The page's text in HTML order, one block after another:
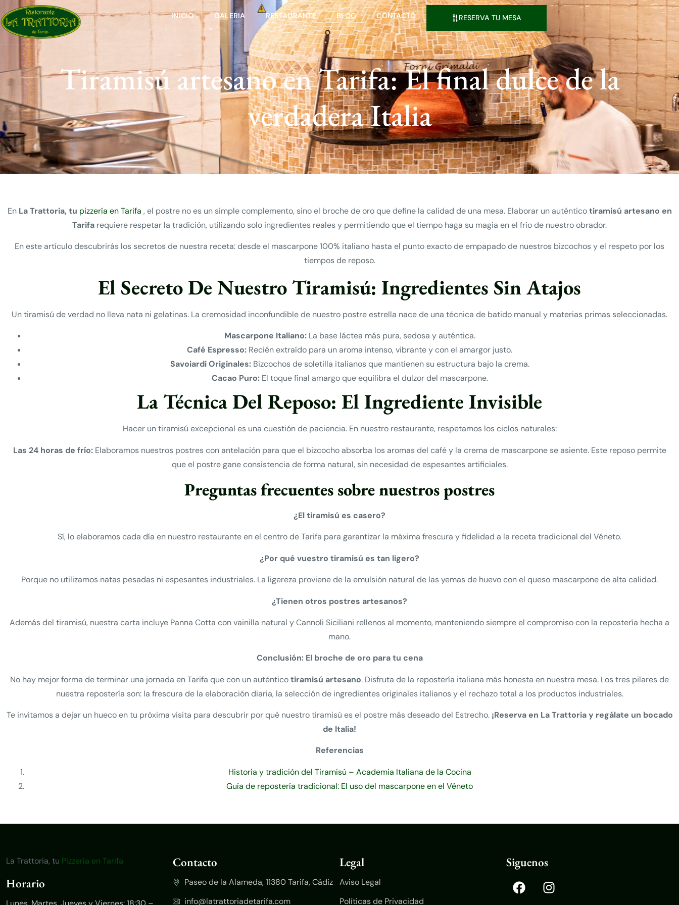
INICIO GALERIA RESTAURANTE BLOG CONTACTO RESERVA TU MESA
Tiramisú artesano en Tarifa: El final dulce de la
verdadera Italia
En La Trattoria, tu pizzería en Tarifa , el postre no es un simple complemento, sino el broche de oro que define la calidad de una mesa. Elaborar un auténticotiramisú artesano en
Tarifa requiere respetar la tradición, utilizando solo ingredientes reales y permitiendo que el tiempo haga su magia en el frío de nuestro obrador.
En este artículo descubrirás los secretos de nuestra receta: desde el mascarpone 100% italiano hasta el punto exacto de empapado de nuestros bizcochos y el respeto por los
tiempos de reposo.
El Secreto De Nuestro Tiramisú: Ingredientes Sin Atajos
Un tiramisú de verdad no lleva nata ni gelatinas. La cremosidad inconfundible de nuestro postre estrella nace de una técnica de batido manual y materias primas seleccionadas.
Mascarpone Italiano:La base láctea más pura, sedosa y auténtica.
Café Espresso: Recién extraído para un aroma intenso, vibrante y con el amargor justo.
Savoiardi Originales:Bizcochos de soletilla italianos que mantienen su estructura bajo la crema.
Cacao Puro:El toque final amargo que equilibra el dulzor del mascarpone.
La Técnica Del Reposo: El Ingrediente Invisible
Hacer un tiramisú excepcional es una cuestión de paciencia. En nuestro restaurante, respetamos los ciclos naturales:
Las 24 horas de frío:Elaboramos nuestros postres con antelación para que el bizcocho absorba los aromas del café y la crema de mascarpone se asiente. Este reposo permite
que el postre gane consistencia de forma natural, sin necesidad de espesantes artificiales.
Preguntas frecuentes sobre nuestros postres
¿El tiramisú es casero?
Sí, lo elaboramos cada día en nuestro restaurante en el centro de Tarifa para garantizar la máxima frescura y fidelidad a la receta tradicional del Véneto.
¿Por qué vuestro tiramisú es tan ligero?
Porque no utilizamos natas pesadas ni espesantes industriales. La ligereza proviene de la emulsión natural de las yemas de huevo con el queso mascarpone de alta calidad.
¿Tienen otros postres artesanos?
Además del tiramisú, nuestra carta incluye Panna Cotta con vainilla natural y Cannoli Siciliani rellenos al momento, manteniendo siempre el compromiso con la repostería hecha a
mano.
Conclusión: El broche de oro para tu cena
No hay mejor forma de terminar una jornada en Tarifa que con un auténticotiramisú artesano. Disfruta de la repostería italiana más honesta en nuestra mesa. Los tres pilares de
nuestra repostería son: la frescura de la elaboración diaria, la selección de ingredientes originales italianos y el rechazo total a los productos industriales.
Te invitamos a dejar un hueco en tu próxima visita para descubrir por qué nuestro tiramisú es el postre más deseado del Estrecho. ¡Reserva en La Trattoria y regálate un bocado
de Italia!
Referencias
Historia y tradición del Tiramisú – Academia Italiana de la Cocina
Guía de repostería tradicional: El uso del mascarpone en el Véneto
La Trattoria, tu Pizzería en Tarifa
Horario
Contacto
Paseo de la Alameda, 11380 Tarifa, Cádiz
info@latrattoriadetarifa.com
Legal
Aviso Legal
Políticas de Privacidad
Siguenos